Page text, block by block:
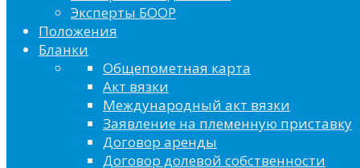
Эксперты БООР
Положения
Бланки
Общепометная карта
Акт вязки
Международный акт вязки
Заявление на племенную приставку
Договор аренды
Договор долевой собственности